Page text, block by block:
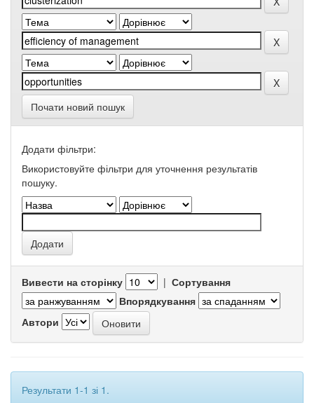
Почати новий пошук
Додати фільтри:
Використовуйте фільтри для уточнення результатів
пошуку.
Вивести на сторінку | Сортування
Впорядкування
Автори
Результати 1-1 зі 1.